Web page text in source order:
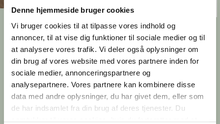
Denne hjemmeside bruger cookies
Vi bruger cookies til at tilpasse vores indhold og
annoncer, til at vise dig funktioner til sociale medier og til
at analysere vores trafik. Vi deler også oplysninger om
din brug af vores website med vores partnere inden for
sociale medier, annonceringspartnere og
analysepartnere. Vores partnere kan kombinere disse
data med andre oplysninger, du har givet dem, eller som
de har indsamlet fra din brug af deres tjenester. Du
Mindet fastholder den
positive udlejningskurs
Ejendomsselskabet Olav de Linde har udlejet
yderligere to etager i Mindet ved Aarhus Havn.
Interessen for de moderne kontorlokaler er
fortsat stor.